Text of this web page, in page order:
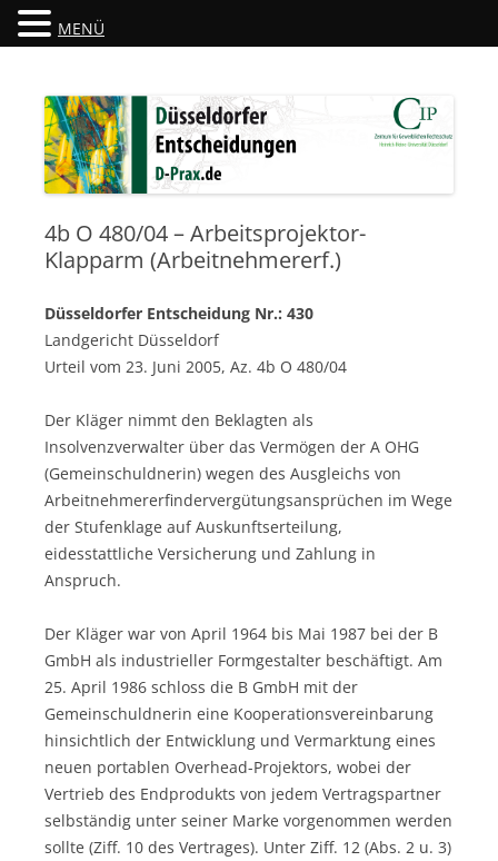
Düsseldorfer Entscheidungen
4b O 480/04 – Arbeitsprojektor-
Klapparm (Arbeitnehmererf.)
Düsseldorfer Entscheidung Nr.: 430
Landgericht Düsseldorf
Urteil vom 23. Juni 2005, Az. 4b O 480/04
Der Kläger nimmt den Beklagten als
Insolvenzverwalter über das Vermögen der A OHG
(Gemeinschuldnerin) wegen des Ausgleichs von
Arbeitnehmererfindervergütungsansprüchen im Wege
der Stufenklage auf Auskunftserteilung,
eidesstattliche Versicherung und Zahlung in
Anspruch.
Der Kläger war von April 1964 bis Mai 1987 bei der B
GmbH als industrieller Formgestalter beschäftigt. Am
25. April 1986 schloss die B GmbH mit der
Gemeinschuldnerin eine Kooperationsvereinbarung
hinsichtlich der Entwicklung und Vermarktung eines
neuen portablen Overhead-Projektors, wobei der
Vertrieb des Endprodukts von jedem Vertragspartner
selbständig unter seiner Marke vorgenommen werden
sollte (Ziff. 10 des Vertrages). Unter Ziff. 12 (Abs. 2 u. 3)
MENÜ